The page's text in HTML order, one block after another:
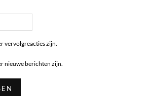
vervolgreacties zijn.
nieuwe berichten zijn.